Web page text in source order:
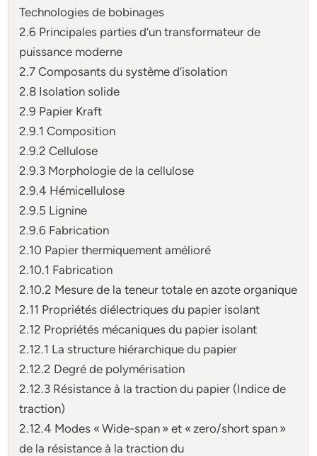
Technologies de bobinages
2.6 Principales parties d’un transformateur de
puissance moderne
2.7 Composants du système d’isolation
2.8 Isolation solide
2.9 Papier Kraft
2.9.1 Composition
2.9.2 Cellulose
2.9.3 Morphologie de la cellulose
2.9.4 Hémicellulose
2.9.5 Lignine
2.9.6 Fabrication
2.10 Papier thermiquement amélioré
2.10.1 Fabrication
2.10.2 Mesure de la teneur totale en azote organique
2.11 Propriétés diélectriques du papier isolant
2.12 Propriétés mécaniques du papier isolant
2.12.1 La structure hiérarchique du papier
2.12.2 Degré de polymérisation
2.12.3 Résistance à la traction du papier (Indice de
traction)
2.12.4 Modes « Wide-span » et « zero/short span »
de la résistance à la traction du